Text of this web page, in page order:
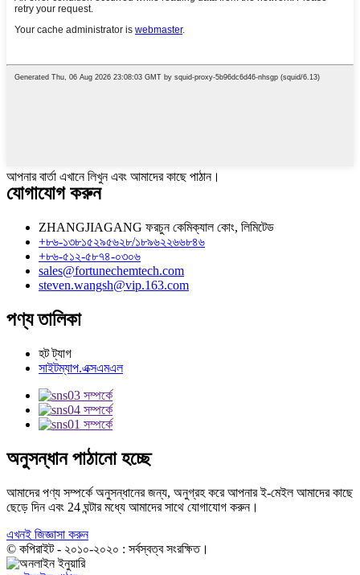
আপনার বার্তা এখানে লিখুন এবং আমাদের কাছে পাঠান।
যোগাযোগ করুন
ZHANGJIAGANG ফরচুন কেমিক্যাল কোং, লিমিটেড
+৮৬-১৩৮১৫২৯৫৬২৮/১৮৯৬২২৬৬৮৪৬
+৮৬-৫১২-৫৮৭৪-০৩০৬
sales@fortunechemtech.com
steven.wangsh@vip.163.com
পণ্য তালিকা
হট ট্যাগ
সাইটম্যাপ.এক্সএমএল
অনুসন্ধান পাঠানো হচ্ছে
আমাদের পণ্য সম্পর্কে অনুসন্ধানের জন্য, অনুগ্রহ করে আপনার ই-মেইল আমাদের কাছে
ছেড়ে দিন এবং 24 ঘন্টার মধ্যে আমাদের সাথে যোগাযোগ করুন।
এখনই জিজ্ঞাসা করুন
© কপিরাইট - ২০১০-২০২০ : সর্বস্বত্ব সংরক্ষিত।